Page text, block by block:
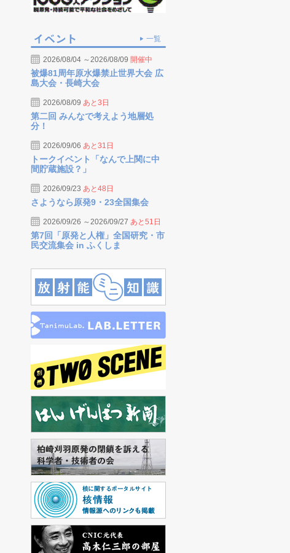
一覧
2026/08/04 ～2026/08/09 開催中
被爆81周年原水爆禁止世界大会 広
島大会・長崎大会
2026/08/09 あと3日
第二回 みんなで考えよう地層処
分！
2026/09/06 あと31日
トークイベント「なんで上関に中
間貯蔵施設？」
2026/09/23 あと48日
さようなら原発9・23全国集会
2026/09/26 ～2026/09/27 あと51日
第7回「原発と人権」全国研究・市
民交流集会 in ふくしま